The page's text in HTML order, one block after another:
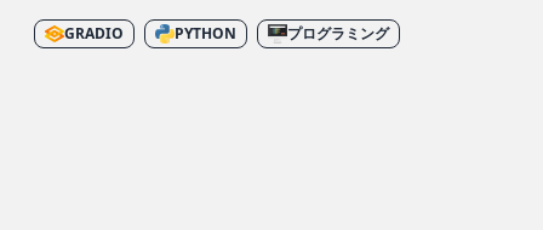
GRADIO PYTHON プログラミング